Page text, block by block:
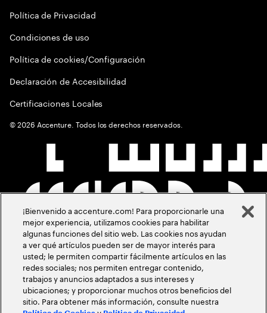
Política de Privacidad
Condiciones de uso
Política de cookies/Configuración
Declaración de Accesibilidad
Certificaciones Locales
©2026 Accenture. Todos los derechos reservados.
¡Bienvenido a accenture.com! Para proporcionarle una
mejor experiencia, utilizamos cookies para habilitar
algunas funciones del sitio web. Las cookies nos ayudan
a ver qué artículos pueden ser de mayor interés para
usted; le permiten compartir fácilmente artículos en las
redes sociales; nos permiten entregar contenido,
trabajos y anuncios adaptados a sus intereses y
ubicaciones; y proporcionar muchos otros beneficios del
sitio. Para obtener más información, consulte nuestra